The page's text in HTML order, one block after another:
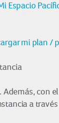
Espacio
mi plan /
Además, con
a